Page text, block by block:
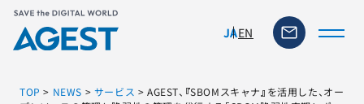
JAEN
TOP > NEWS > サービス >AGEST、『SBOMスキャナ』を活用した、オー